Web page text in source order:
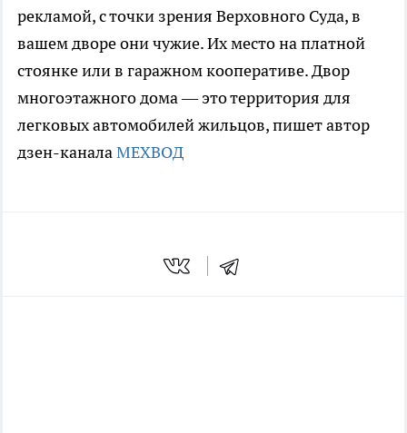
рекламой, с точки зрения Верховного Суда, в
вашем дворе они чужие. Их место на платной
стоянке или в гаражном кооперативе. Двор
многоэтажного дома — это территория для
легковых автомобилей жильцов, пишет автор
дзен-каналаМЕХВОД